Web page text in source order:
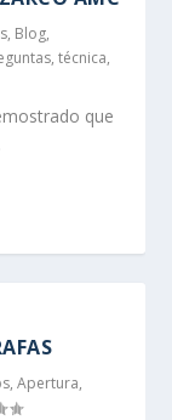
, Blog,
,técnica,
que
,Apertura,